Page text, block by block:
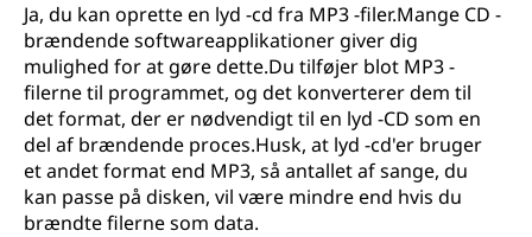
Ja, du kan oprette en lyd -cd fra MP3 -filer.Mange CD -
brændende softwareapplikationer giver dig
mulighed for at gøre dette.Du tilføjer blot MP3 -
filerne til programmet, og det konverterer dem til
det format, der er nødvendigt til en lyd -CD som en
del af brændende proces.Husk, at lyd -cd'er bruger
et andet format end MP3, så antallet af sange, du
kan passe på disken, vil være mindre end hvis du
brændte filerne som data.